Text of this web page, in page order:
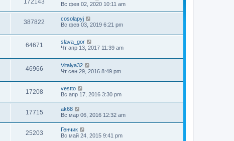
Вс фев 02, 2020 10:11 am
387822
cosolapyj
Вс фев 03, 2019 6:21 pm
64671
slava_gor
Чт апр 13, 2017 11:39 am
46966
Vitalya32
Чт сен 29, 2016 8:49 pm
17208
vestto
Вс апр 17, 2016 3:30 pm
17715
ak68
Вс мар 06, 2016 12:32 am
25203
Генчик
Вс май 24, 2015 9:41 pm